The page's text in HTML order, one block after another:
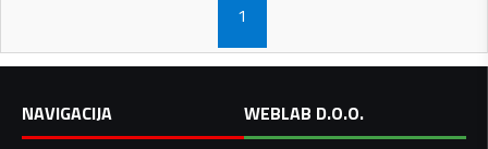
1
NAVIGACIJA
WEBLAB D.O.O.